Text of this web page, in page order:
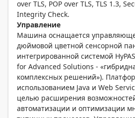
over TLS, POP over TLS, TLS 1.3,
Integrity Check.
Управление
Машина оснащается
дюймовой цветной сенсорной
интегрированной системой
for Advanced Solutions -
комплексных решений»).
использованием Java и Web
целью расширения
автоматизации и оптимизации